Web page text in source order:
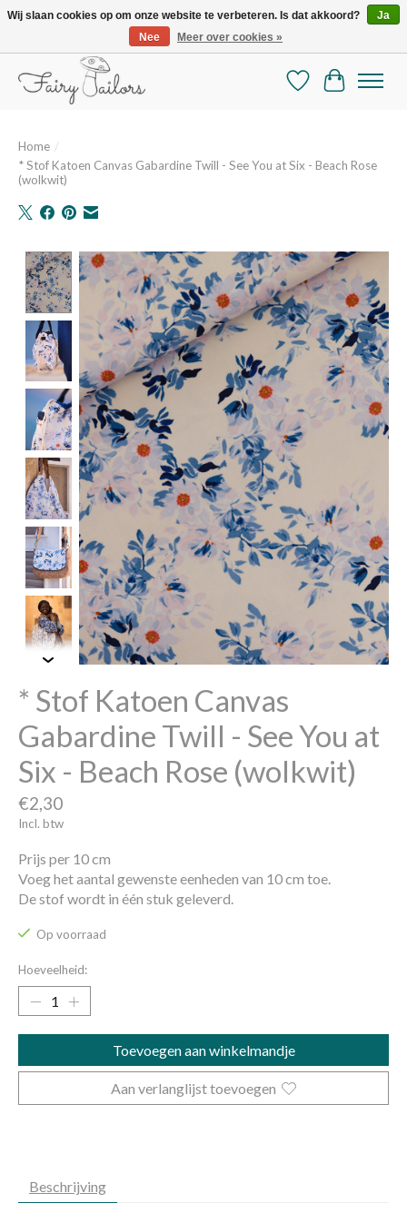
De mooiste online selectie stoffen en mercerie
Verlanglijst
Home /
* Stof Katoen Canvas Gabardine Twill - See You at Six - Beach Rose
(wolkwit)
Product image slideshow Items
* Stof Katoen Canvas
Gabardine Twill - See You at
Six - Beach Rose (wolkwit)
€2,30
Incl. btw
Prijs per 10 cm
Voeg het aantal gewenste eenheden van 10 cm toe.
De stof wordt in één stuk geleverd.
Op voorraad
Hoeveelheid:
Toevoegen aan winkelmandje
Aan verlanglijst toevoegen
Beschrijving
Wij slaan cookies op om onze website te verbeteren. Is dat akkoord?
Ja
Nee
Meer over cookies »